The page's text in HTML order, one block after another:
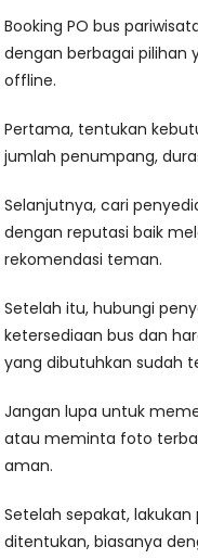
Booking PO bus
dengan berbagai pilihan
offline.
Pertama, tentukan
jumlah penumpang,
Selanjutnya, cari
dengan reputasi baik
rekomendasi teman.
Setelah itu, hubungi
ketersediaan bus dan
yang dibutuhkan sudah
Jangan lupa untuk
atau meminta foto
aman.
Setelah sepakat,
ditentukan, biasanya